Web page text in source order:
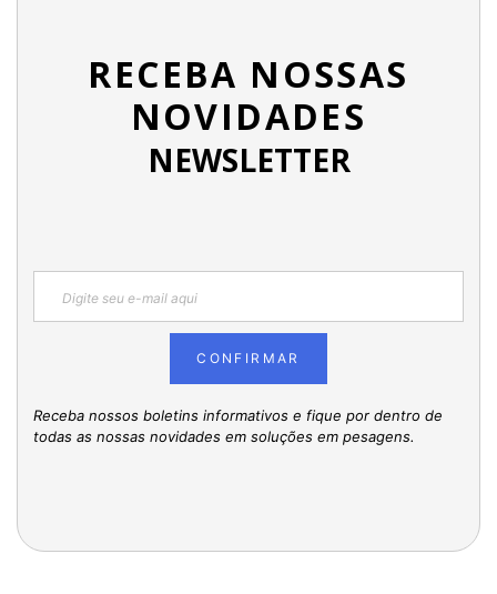
RECEBA NOSSAS
NOVIDADES
NEWSLETTER
CONFIRMAR
Receba nossos boletins informativos e fique por dentro de
todas as nossas novidades em soluções em pesagens.